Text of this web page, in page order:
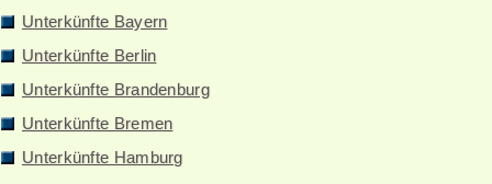
Unterkünfte Bayern
Unterkünfte Berlin
Unterkünfte Brandenburg
Unterkünfte Bremen
Unterkünfte Hamburg